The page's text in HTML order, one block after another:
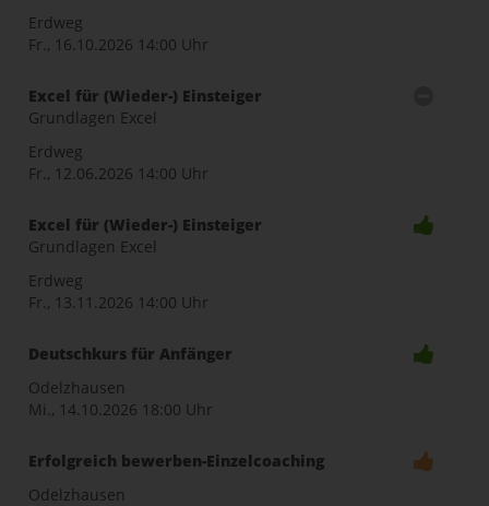
Erdweg
Fr., 16.10.2026 14:00 Uhr
Excel für (Wieder-) Einsteiger
Grundlagen Excel
Erdweg
Fr., 12.06.2026 14:00 Uhr
Excel für (Wieder-) Einsteiger
Grundlagen Excel
Erdweg
Fr., 13.11.2026 14:00 Uhr
Deutschkurs für Anfänger
Odelzhausen
Mi., 14.10.2026 18:00 Uhr
Erfolgreich bewerben-Einzelcoaching
Odelzhausen